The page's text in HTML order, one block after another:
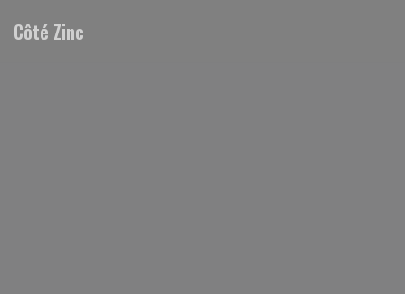
Côté Zinc